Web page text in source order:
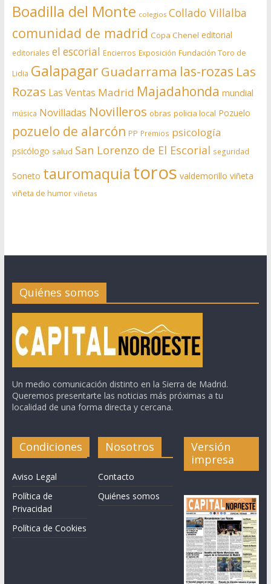
Boadilla del Monte colegios Collado Villalba
comunidad de madrid Copa Chenel editorial
editoriales el escorial Encierros Exposición Fundación Toro de
Lidia Galapagar Guadarrama las-rozas Las
Rozas Las Ventas Madrid Majadahonda mundial
música Novilladas Novilleros obras policia local Pozuelo
pozuelo de alarcón PP Premios psicología
psicólogo salud San Lorenzo de El Escorial seguridad
Soneto tauromaquia toros valdemorillo viñeta
viñeta de humor viñetas
Quiénes somos
Un medio comunicación distinto en la Sierra de Madrid.
Queremos presentarte las noticias más próximas a tu
localidad de una forma directa y cercana.
Condiciones
Aviso Legal
Política de
Privacidad
Política de Cookies
Nosotros
Contacto
Quiénes somos
Versión
impresa